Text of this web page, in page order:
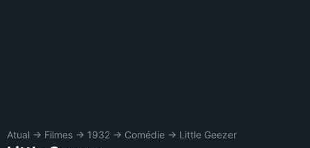
Atual → Filmes → 1932 → Comédie → Little Geezer